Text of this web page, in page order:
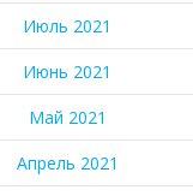
Июль 2021
Июнь 2021
Май 2021
Апрель 2021